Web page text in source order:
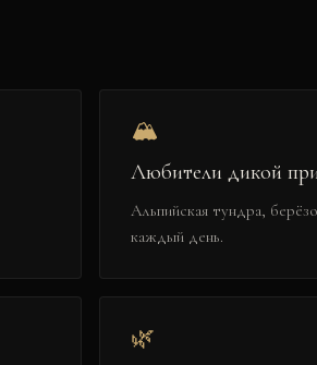
🏔️
Любители дикой
Альпийская тундра,
каждый день.
🌿